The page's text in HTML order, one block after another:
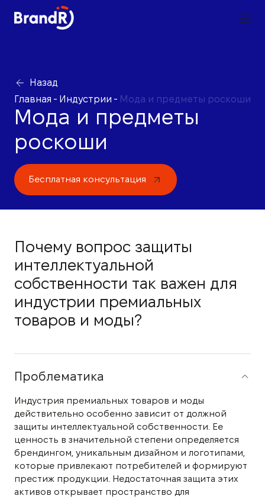
Назад
Главная - Индустрии - Мода и предметы роскоши
Мода и предметы
роскоши
Бесплатная консультация
Почему вопрос защиты
интеллектуальной
собственности так важен для
индустрии премиальных
товаров и моды?
Проблематика
Индустрия премиальных товаров и моды
действительно особенно зависит от должной
защиты интеллектуальной собственности. Ее
ценность в значительной степени определяется
брендингом, уникальным дизайном и логотипами,
которые привлекают потребителей и формируют
престиж продукции. Недостаточная защита этих
активов открывает пространство для